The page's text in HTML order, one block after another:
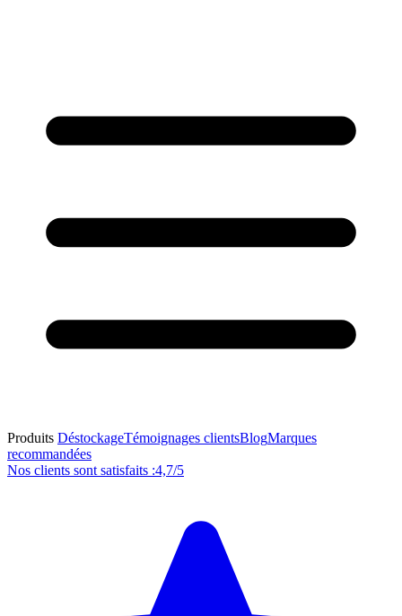
Produits DéstockageTémoignages clientsBlogMarques
recommandées
Nos clients sont satisfaits :4,7/5